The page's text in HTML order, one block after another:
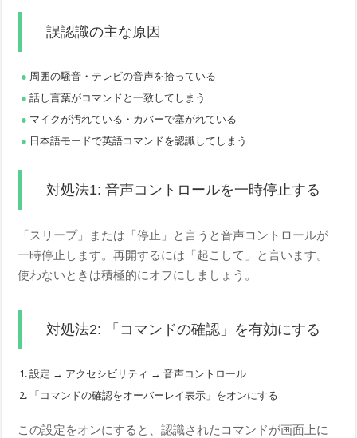
誤認識の主な原因
周囲の騒音・テレビの音声を拾っている
話し言葉がコマンドと一致してしまう
マイクが汚れている・カバーで塞がれている
日本語モードで英語コマンドを認識してしまう
対処法1: 音声コントロールを一時停止する
「スリープ」または「停止」と言うと音声コントロールが
一時停止します。再開するには「起こして」と言います。
使わないときは積極的にオフにしましょう。
対処法2: 「コマンドの確認」を有効にする
設定 → アクセシビリティ → 音声コントロール
「コマンドの確認をオーバーレイ表示」をオンにする
この設定をオンにすると、認識されたコマンドが画面上に